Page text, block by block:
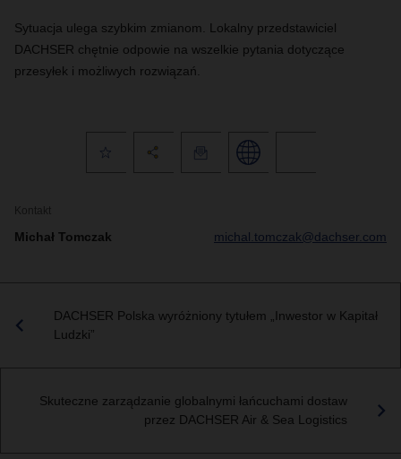
Sytuacja ulega szybkim zmianom. Lokalny przedstawiciel
DACHSER chętnie odpowie na wszelkie pytania dotyczące
przesyłek i możliwych rozwiązań.
Kontakt
Michał Tomczak michal.tomczak@dachser.com
DACHSER Polska wyróżniony tytułem „Inwestor w Kapitał
Ludzki”
Skuteczne zarządzanie globalnymi łańcuchami dostaw
przez DACHSER Air & Sea Logistics